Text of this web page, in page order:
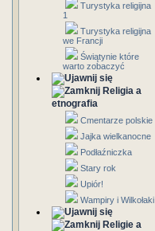
Turystyka religijna
1
Turystyka religijna
we Francji
Świątynie które
warto zobaczyć
Religia a
etnografia
Cmentarze polskie
Jajka wielkanocne
Podłaźniczka
Stary rok
Upiór!
Wampiry i Wilkołaki
Religie a